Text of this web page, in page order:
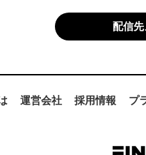
配信
運営会社 採用情報 プ